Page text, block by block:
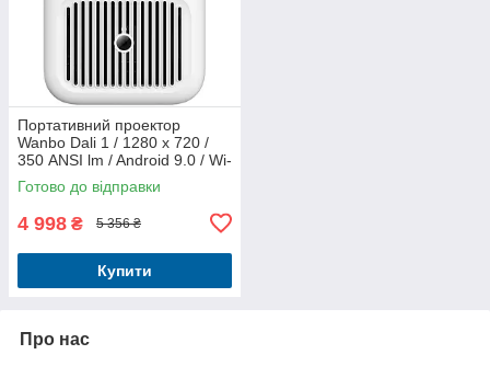
Портативний проектор
Wanbo Dali 1 / 1280 х 720 /
350 ANSI lm / Android 9.0 / Wi-
Fi / Bluetooth
Готово до відправки
4 998 ₴ 5 356 ₴
Купити
Про нас